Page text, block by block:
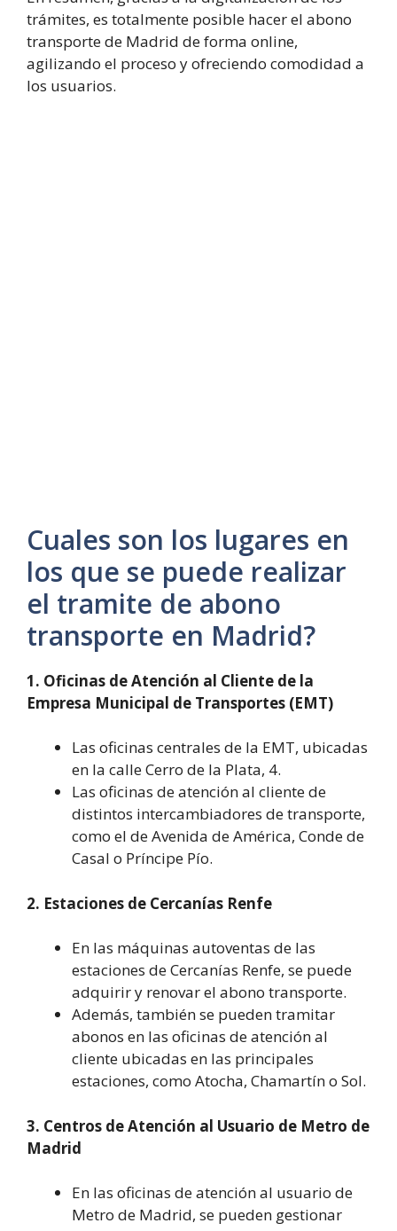
trámites, es totalmente posible hacer el abono
transporte de Madrid de forma online,
agilizando el proceso y ofreciendo comodidad a
los usuarios.
Cuales son los lugares en
los que se puede realizar
el tramite de abono
transporte en Madrid?
1. Oficinas de Atención al Cliente de la
Empresa Municipal de Transportes (EMT)
Las oficinas centrales de la EMT, ubicadas
en la calle Cerro de la Plata, 4.
Las oficinas de atención al cliente de
distintos intercambiadores de transporte,
como el de Avenida de América, Conde de
Casal o Príncipe Pío.
2. Estaciones de Cercanías Renfe
En las máquinas autoventas de las
estaciones de Cercanías Renfe, se puede
adquirir y renovar el abono transporte.
Además, también se pueden tramitar
abonos en las oficinas de atención al
cliente ubicadas en las principales
estaciones, como Atocha, Chamartín o Sol.
3. Centros de Atención al Usuario de Metro de
Madrid
En las oficinas de atención al usuario de
Metro de Madrid, se pueden gestionar